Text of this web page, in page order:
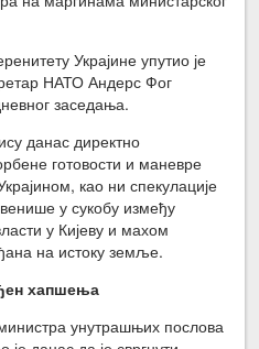
Украјине упутио је
НАТО Андерс Фог
заседања.
данас директно
готовости и маневре
као ни спекулације
у сукобу између
у Кијеву и махом
на истоку земље.
хапшења
унутрашњих послова